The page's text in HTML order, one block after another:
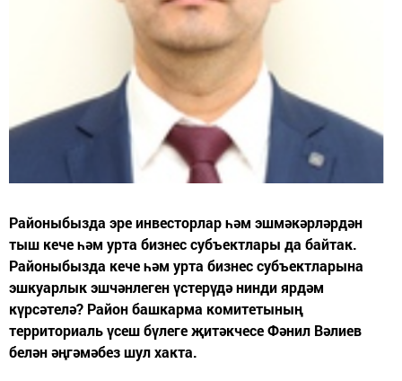
Районыбызда эре инвесторлар һәм эшмәкәрләрдән
тыш кече һәм урта бизнес субъектлары да байтак.
Районыбызда кече һәм урта бизнес субъектларына
эшкуарлык эшчәнлеген үстерүдә нинди ярдәм
күрсәтелә? Район башкарма комитетының
территориаль үсеш бүлеге җитәкчесе Фәнил Вәлиев
белән әңгәмәбез шул хакта.